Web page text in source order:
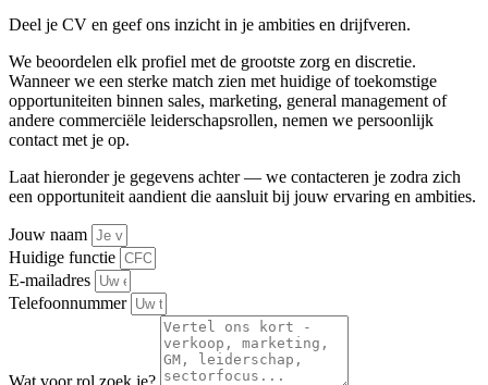
Deel je CV en geef ons inzicht in je ambities en drijfveren.
We beoordelen elk profiel met de grootste zorg en discretie.
Wanneer we een sterke match zien met huidige of toekomstige
opportuniteiten binnen sales, marketing, general management of
andere commerciële leiderschapsrollen, nemen we persoonlijk
contact met je op.
Laat hieronder je gegevens achter — we contacteren je zodra zich
een opportuniteit aandient die aansluit bij jouw ervaring en ambities.
Jouw naam
Huidige functie
E-mailadres
Telefoonnummer